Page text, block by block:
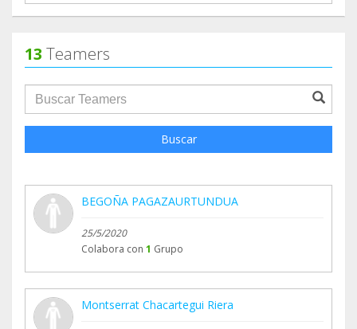
13 Teamers
groupProfile.searchForm.search.text???
Buscar
BEGOÑA PAGAZAURTUNDUA
25/5/2020
Colabora con 1 Grupo
Montserrat Chacartegui Riera